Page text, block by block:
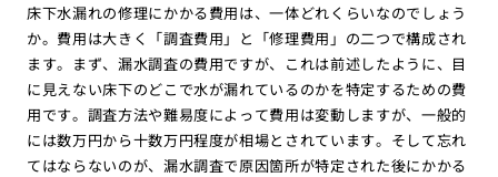
床下水漏れの修理にかかる費用は、一体どれくらいなのでしょう
か。費用は大きく「調査費用」と「修理費用」の二つで構成され
ます。まず、漏水調査の費用ですが、これは前述したように、目
に見えない床下のどこで水が漏れているのかを特定するための費
用です。調査方法や難易度によって費用は変動しますが、一般的
には数万円から十数万円程度が相場とされています。そして忘れ
てはならないのが、漏水調査で原因箇所が特定された後にかかる